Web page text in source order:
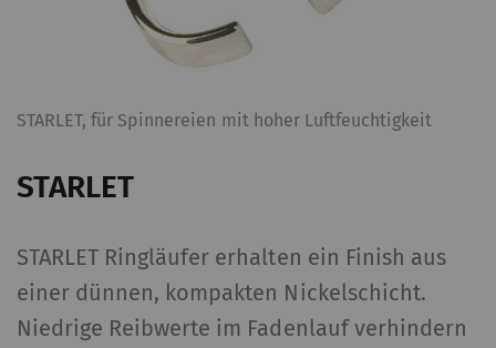
STARLET, für Spinnereien mit hoher Luftfeuchtigkeit
STARLET
STARLET Ringläufer erhalten ein Finish aus
einer dünnen, kompakten Nickelschicht.
Niedrige Reibwerte im Fadenlauf verhindern